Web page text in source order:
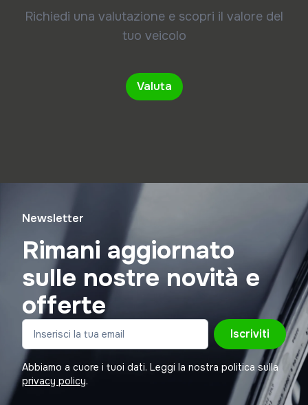
Richiedi una valutazione e scopri il valore del
tuo veicolo
Valuta
Newsletter
Rimani aggiornato
sulle nostre novità e
offerte
Iscriviti
Abbiamo a cuore i tuoi dati. Leggi la nostra politica sulla
privacy policy.